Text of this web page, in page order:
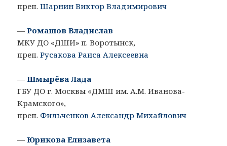
преп.Шарнин Виктор Владимирович
—Ромашов Владислав
МКУ ДО «ДШИ» п. Воротынск,
преп.Русакова Раиса Алексеевна
—Шмырёва Лада
ГБУ ДО г. Москвы «ДМШ им. А.М. Иванова-
Крамского»,
преп. Фильченков Александр Михайлович
—Юрикова Елизавета